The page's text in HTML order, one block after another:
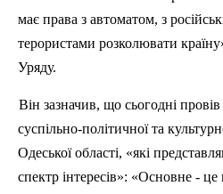
має права з автоматом, з
терористами розколювати
Уряду.
Він зазначив, що сьогодні провів
суспільно-політичної та
Одеської області, «які
спектр інтересів»: «Основне -